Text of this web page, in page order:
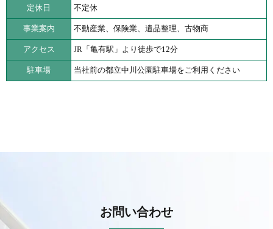
定休日 不定休
事業案内 不動産業、保険業、遺品整理、古物商
アクセス JR「亀有駅」より徒歩で12分
駐車場 当社前の都立中川公園駐車場をご利用ください
お問い合わせ